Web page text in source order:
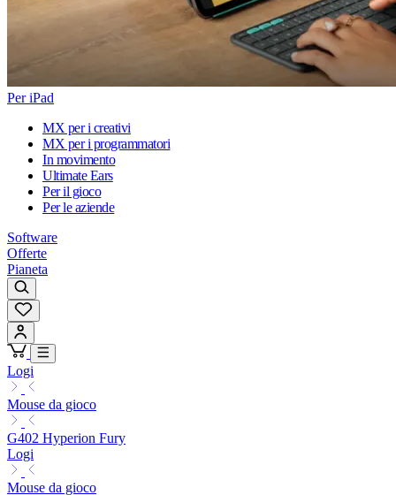
Per iPad
MX per i creativi
MX per i programmatori
In movimento
Ultimate Ears
Per il gioco
Per le aziende
Software
Offerte
Pianeta
Logi
Mouse da gioco
G402 Hyperion Fury
Logi
Mouse da gioco